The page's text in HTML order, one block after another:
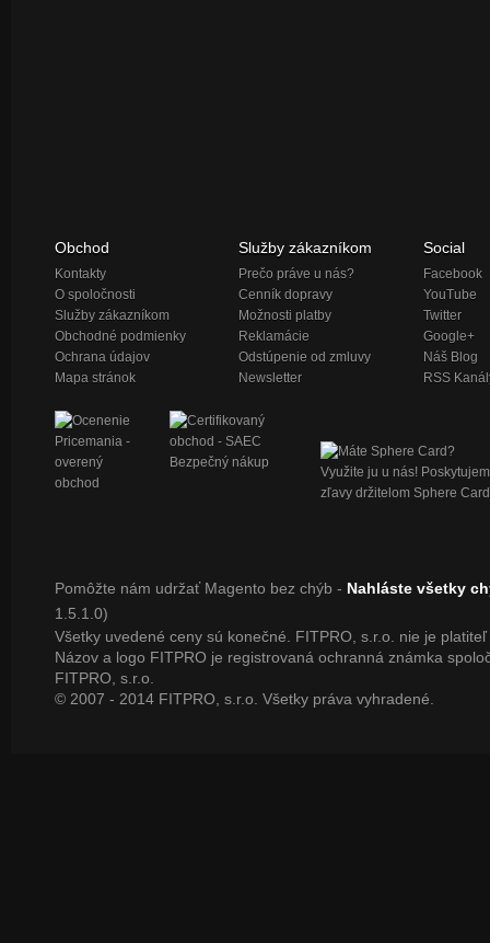
Obchod
Kontakty
O spoločnosti
Služby zákazníkom
Obchodné podmienky
Ochrana údajov
Mapa stránok
Služby zákazníkom
Prečo práve u nás?
Cenník dopravy
Možnosti platby
Reklamácie
Odstúpenie od zmluvy
Newsletter
Social
Facebook
YouTube
Twitter
Google+
Náš Blog
RSS
Pomôžte nám udržať Magento bez chýb - Nahláste všetky
1.5.1.0)
Všetky uvedené ceny sú konečné. FITPRO, s.r.o. nie je platiteľ
Názov a logo FITPRO je registrovaná ochranná známka
FITPRO, s.r.o.
© 2007 - 2014 FITPRO, s.r.o. Všetky práva vyhradené.